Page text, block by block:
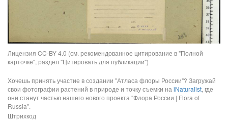
Лицензия CC-BY 4.0 (см. рекомендованное цитирование в "Полной
карточке", раздел "Цитировать для публикации")
Хочешь принять участие в создании "Атласа флоры России"? Загружай
свои фотографии растений в природе и точку съемки на iNaturalist, где
они станут частью нашего нового проекта "Флора России | Flora of
Russia".
Штрихкод